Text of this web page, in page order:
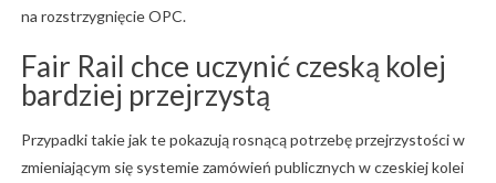
na rozstrzygnięcie OPC.
Fair Rail chce uczynić czeską kolej
bardziej przejrzystą
Przypadki takie jak te pokazują rosnącą potrzebę przejrzystości w
zmieniającym się systemie zamówień publicznych w czeskiej kolei